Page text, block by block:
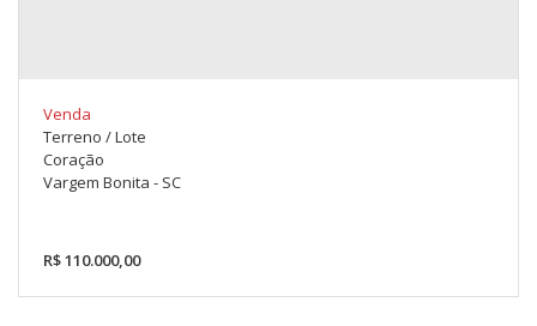
Venda
Terreno / Lote
Coração
Vargem Bonita - SC
R$ 110.000,00